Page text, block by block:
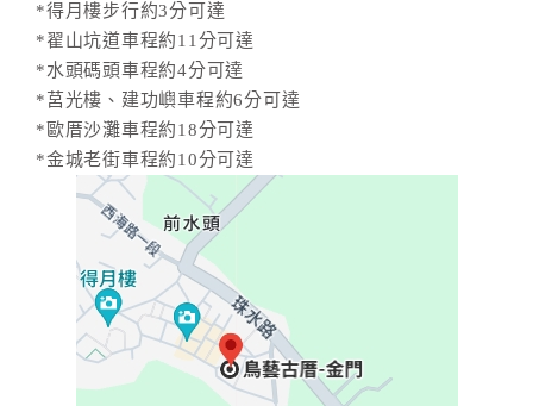
*得月樓步行約3分可達
*翟山坑道車程約11分可達
*水頭碼頭車程約4分可達
*莒光樓、建功嶼車程約6分可達
*歐厝沙灘車程約18分可達
*金城老街車程約10分可達